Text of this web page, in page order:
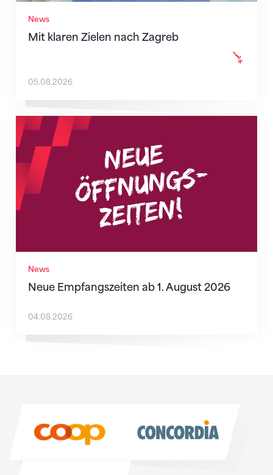
News
Mit klaren Zielen nach Zagreb
05.08.2026
News
Neue Empfangszeiten ab 1. August 2026
Neue Empfangszeiten ab 1. August 2026
04.08.2026